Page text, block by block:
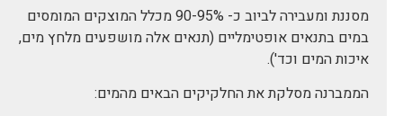
מסננת ומעבירה לביוב כ- 90-95% מכלל המוצקים המומסים
במים בתנאים אופטימליים (תנאים אלה מושפעים מלחץ מים,
איכות המים וכד').
הממברנה מסלקת את החלקיקים הבאים מהמים: